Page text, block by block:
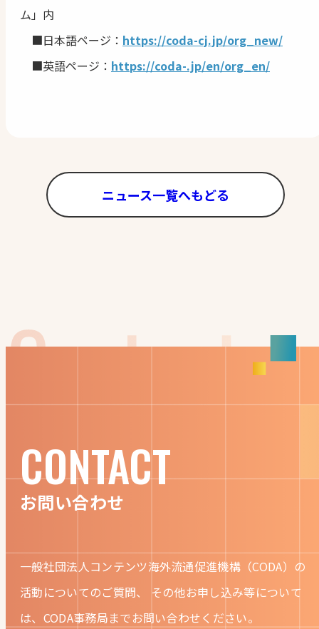
ム」内
■日本語ページ： https://coda-cj.jp/org_new/
■英語ページ： https://coda-.jp/en/org_en/
ニュース一覧へもどる
CONTACT
お問い合わせ
一般社団法人コンテンツ海外流通促進機構（CODA）の
活動についてのご質問、
その他お申し込み等について
は、CODA事務局までお問い合わせください。